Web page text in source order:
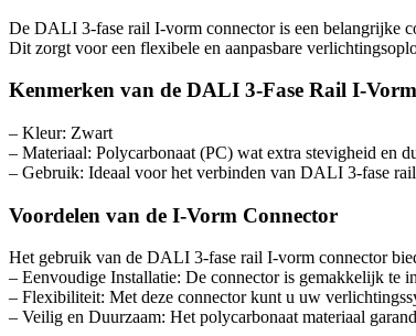
De DALI 3-fase rail I-vorm connector is een belangrijke
Dit zorgt voor een flexibele en aanpasbare
Kenmerken van de DALI 3-Fase Rail I-
– Kleur: Zwart
– Materiaal: Polycarbonaat (PC) wat extra stevigheid en
– Gebruik: Ideaal voor het verbinden van DALI 3-fase
Voordelen van de I-Vorm Connector
Het gebruik van de DALI 3-fase rail I-vorm connector
– Eenvoudige Installatie: De connector is gemakkelijk te
– Flexibiliteit: Met deze connector kunt u uw
– Veilig en Duurzaam: Het polycarbonaat materiaal